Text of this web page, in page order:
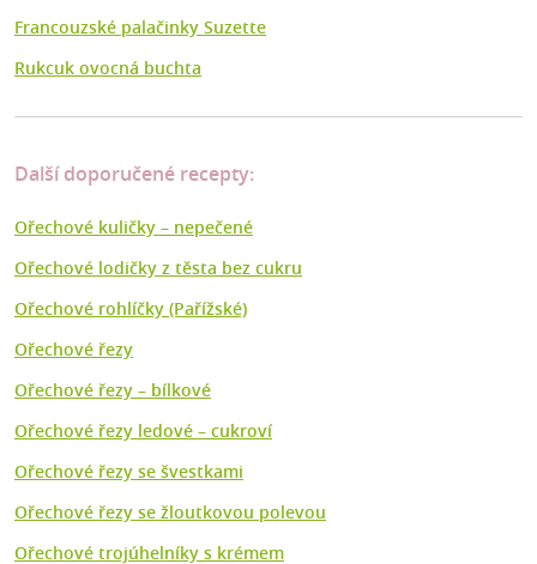
Francouzské palačinky Suzette
Rukcuk ovocná buchta
Další doporučené recepty:
Ořechové kuličky – nepečené
Ořechové lodičky z těsta bez cukru
Ořechové rohlíčky (Pařížské)
Ořechové řezy
Ořechové řezy – bílkové
Ořechové řezy ledové – cukroví
Ořechové řezy se švestkami
Ořechové řezy se žloutkovou polevou
Ořechové trojúhelníky s krémem